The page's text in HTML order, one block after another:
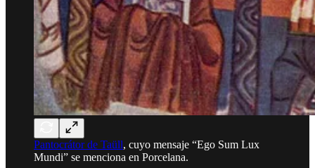
Pantocrátor de Taüll, cuyo mensaje “Ego Sum Lux
Mundi” se menciona en Porcelana.